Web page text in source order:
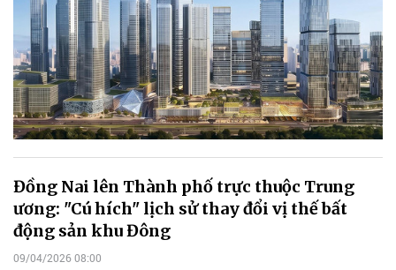
Đồng Nai lên Thành phố trực thuộc Trung
ương: "Cú hích" lịch sử thay đổi vị thế bất
động sản khu Đông
09/04/2026 08:00